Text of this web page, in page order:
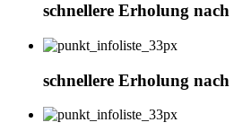
schnellere Erholung
schnellere Erholung